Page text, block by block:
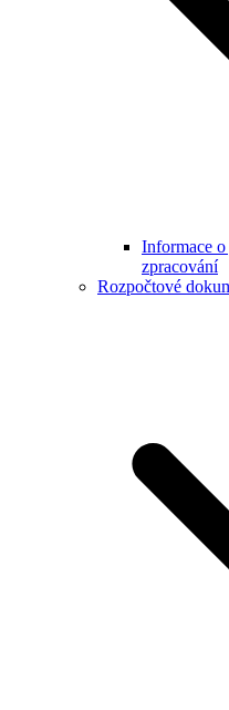
Informace
zpracování
Rozpočtové